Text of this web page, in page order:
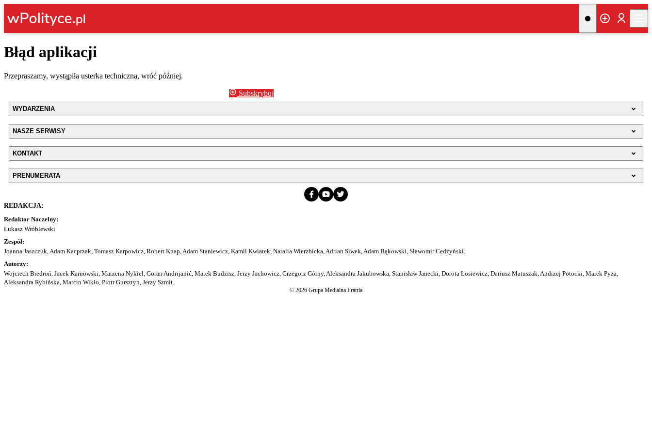
Błąd aplikacji
Przepraszamy, wystąpiła usterka techniczna, wróć później.
Subskrybuj
WYDARZENIA
NASZE SERWISY
KONTAKT
PRENUMERATA
REDAKCJA:
Redaktor Naczelny:
Łukasz Wróblewski
Zespół:
Joanna Jaszczuk, Adam Kacprzak, Tomasz Karpowicz, Robert Knap, Adam Staniewicz, Kamil Kwiatek, Natalia Wierzbicka, Adrian Siwek, Adam Bąkowski, Sławomir Cedzyński.
Autorzy:
Wojciech Biedroń, Jacek Karnowski, Marzena Nykiel, Goran Andrijanić, Marek Budzisz, Jerzy Jachowicz, Grzegorz Górny, Aleksandra Jakubowska, Stanisław Janecki, Dorota Łosiewicz, Dariusz Matuszak, Andrzej Potocki, Marek Pyza,
Aleksandra Rybińska, Marcin Wikło, Piotr Gursztyn, Jerzy Szmit.
© 2026 Grupa Medialna Fratria